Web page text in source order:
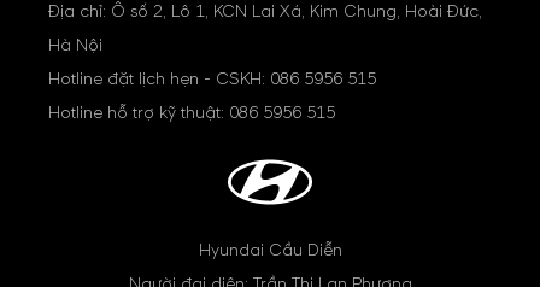
Địa chỉ: Ô số 2, Lô 1, KCN Lai Xá, Kim Chung, Hoài Đức,
Hà Nội
Hotline đặt lịch hẹn - CSKH: 086 5956 515
Hotline hỗ trợ kỹ thuật: 086 5956 515
Hyundai Cầu Diễn